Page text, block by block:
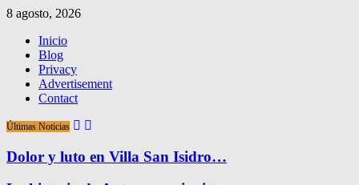
8 agosto, 2026
Inicio
Blog
Privacy
Advertisement
Contact
Últimas Noticias
Dolor y luto en Villa San Isidro…